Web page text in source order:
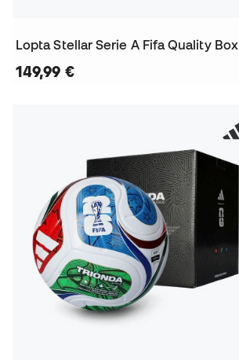
Lopta Stellar Serie A Fifa Quality Box
149,99 €